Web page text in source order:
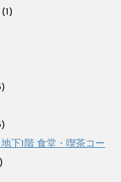
(1)
下1階 食堂・喫茶コー